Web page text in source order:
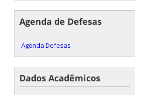
Agenda de Defesas
Agenda Defesas
Dados Acadêmicos